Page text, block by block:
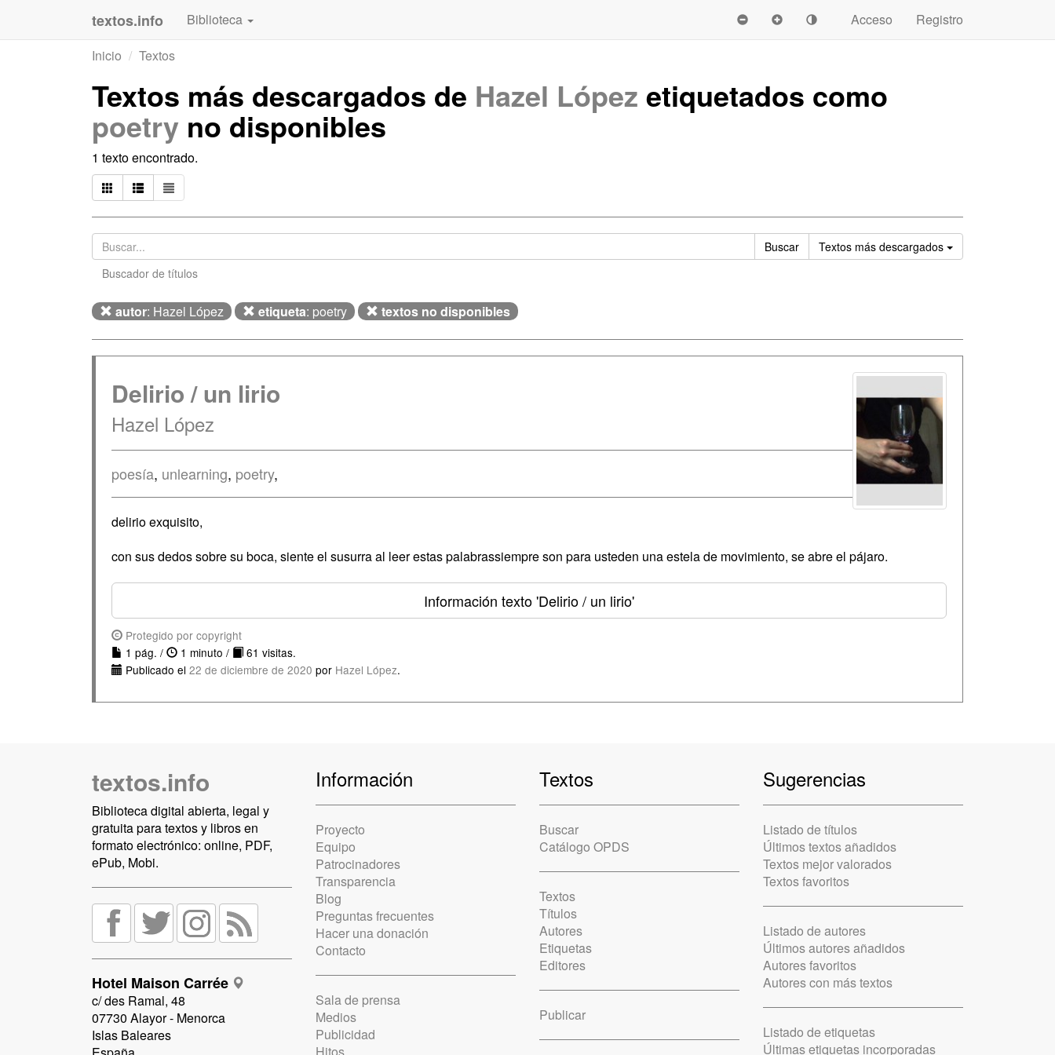
textos.info Biblioteca Acceso
Registro
Inicio
Textos
Textos más descargados de Hazel López etiquetados como
poetry no disponibles
1 texto encontrado.
Buscar Textos más descargados Ordenar
Buscador de títulos
autor: Hazel López etiqueta: poetry textos no disponibles
Delirio / un lirio
Hazel López
poesía, unlearning, poetry,
delirio exquisito,
con sus dedos sobre su boca, siente el susurra al leer estas palabrassiempre son para usteden una estela de movimiento, se abre el pájaro.
Información texto'Delirio / un lirio'
Protegido por copyright
1 pág. /
1 minuto /
61 visitas.
Publicado el 22 de diciembre de 2020 por Hazel López.
textos.info
Biblioteca digital abierta, legal y
gratuita para textos y libros en
formato electrónico: online, PDF,
ePub, Mobi.
Hotel Maison Carrée
c/ des Ramal, 48
07730 Alayor - Menorca
Islas Baleares
Información
Proyecto
Equipo
Patrocinadores
Transparencia
Blog
Preguntas frecuentes
Hacer una donación
Contacto
Sala de prensa
Medios
Publicidad
Textos
Buscar
Catálogo OPDS
Textos
Títulos
Autores
Etiquetas
Editores
Publicar
Sugerencias
Listado de títulos
Últimos textos añadidos
Textos mejor valorados
Textos favoritos
Listado de autores
Últimos autores añadidos
Autores favoritos
Autores con más textos
Listado de etiquetas
Últimas etiquetas incorporadas